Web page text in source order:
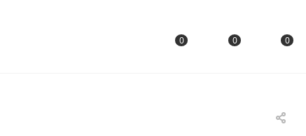
0 0 0